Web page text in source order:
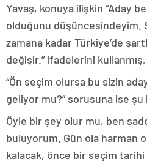
Yavaş, konuya ilişkin “Aday
olduğunu düşüncesindeyim.
zamana kadar Türkiye’de
değişir.” ifadelerini kullanmış,
“Ön seçim olursa bu sizin
geliyor mu?” sorusuna ise
Öyle bir şey olur mu, ben
buluyorum. Gün ola harman
kalacak, önce bir seçim